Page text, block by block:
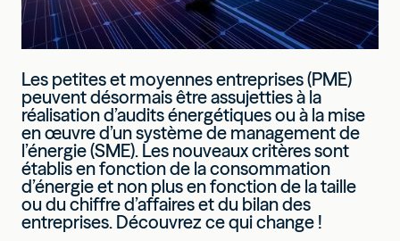
Les petites et moyennes entreprises (PME)
peuvent désormais être assujetties à la
réalisation d’audits énergétiques ou à la mise
en œuvre d’un système de management de
l’énergie (SME). Les nouveaux critères sont
établis en fonction de la consommation
d’énergie et non plus en fonction de la taille
ou du chiffre d’affaires et du bilan des
entreprises. Découvrez ce qui change !